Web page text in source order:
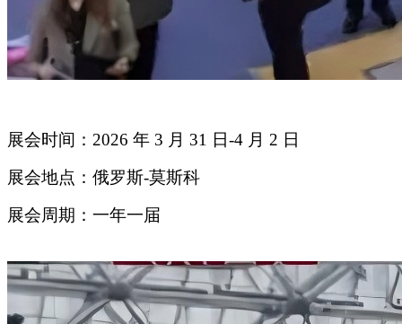
展会时间：2026 年 3 月 31 日-4 月 2 日
展会地点：俄罗斯-莫斯科
展会周期：一年一届